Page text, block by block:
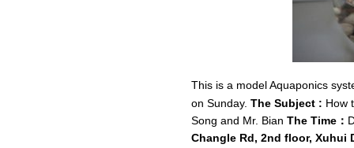
This is a model Aquaponics
on Sunday. The Subject : How
Song and Mr. Bian The Time：
Changle Rd, 2nd floor, Xuhui